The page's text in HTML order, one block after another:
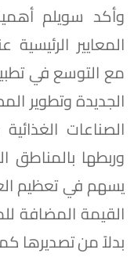
وأكد سويلم
المعايير
مع التوسع في
الجديدة وتطوير
الصناعات
وربطها بالمناطق
يسهم في تعظيم
القيمة المضافة
بدلاً من تصديرها